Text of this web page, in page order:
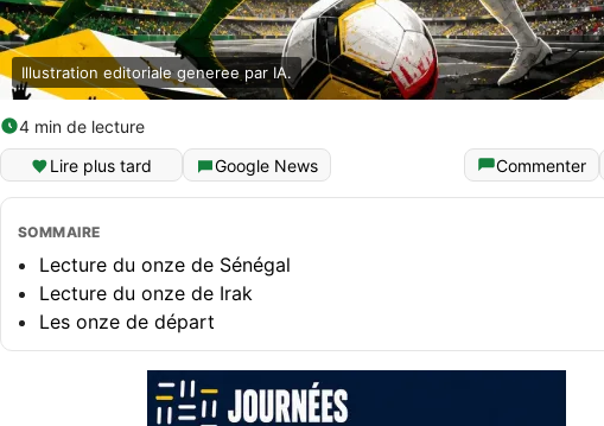
Illustration editoriale generee par IA.
4 min de lecture
Lire plus tard Google News Commenter
SOMMAIRE
Lecture du onze de Sénégal
Lecture du onze de Irak
Les onze de départ